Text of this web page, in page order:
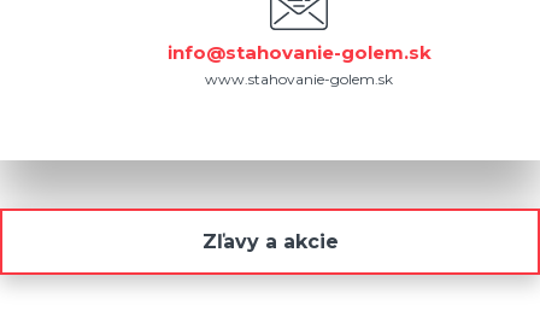
info@stahovanie-golem.sk
www.stahovanie-golem.sk
Zľavy a akcie